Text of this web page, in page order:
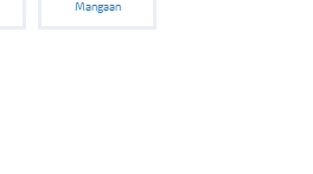
Mangaan